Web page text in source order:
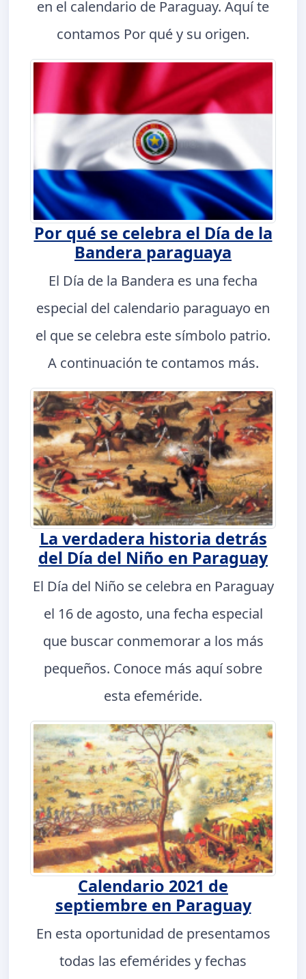
en el calendario de Paraguay. Aquí te
contamos Por qué y su origen.
Por qué se celebra el Día de la
Bandera paraguaya
El Día de la Bandera es una fecha
especial del calendario paraguayo en
el que se celebra este símbolo patrio.
A continuación te contamos más.
La verdadera historia detrás
del Día del Niño en Paraguay
El Día del Niño se celebra en Paraguay
el 16 de agosto, una fecha especial
que buscar conmemorar a los más
pequeños. Conoce más aquí sobre
esta efeméride.
Calendario 2021 de
septiembre en Paraguay
En esta oportunidad de presentamos
todas las efemérides y fechas